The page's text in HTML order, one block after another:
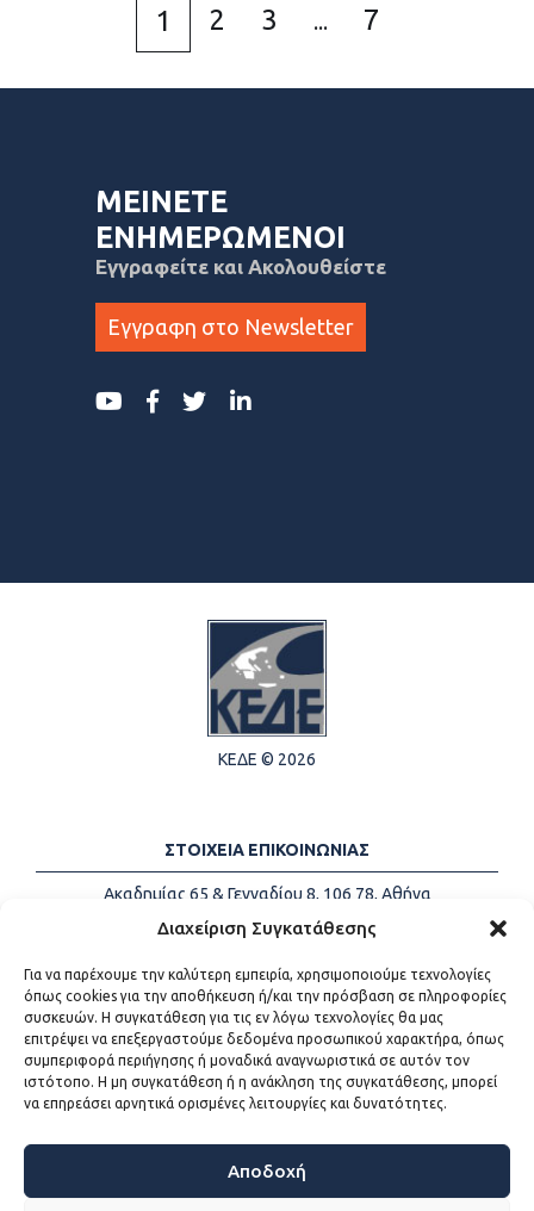
Διαχείριση Συγκατάθεσης
Για να παρέχουμε την καλύτερη εμπειρία, χρησιμοποιούμε τεχνολογίες
όπως cookies για την αποθήκευση ή/και την πρόσβαση σε πληροφορίες
συσκευών. Η συγκατάθεση για τις εν λόγω τεχνολογίες θα μας
επιτρέψει να επεξεργαστούμε δεδομένα προσωπικού χαρακτήρα, όπως
συμπεριφορά περιήγησης ή μοναδικά αναγνωριστικά σε αυτόν τον
ιστότοπο. Η μη συγκατάθεση ή η ανάκληση της συγκατάθεσης, μπορεί
να επηρεάσει αρνητικά ορισμένες λειτουργίες και δυνατότητες.
Αποδοχή
1 2 3 ... 7
ΜΕΙΝΕΤΕ
ΕΝΗΜΕΡΩΜΕΝΟΙ
Εγγραφείτε και Ακολουθείστε
Εγγραφη στο Newsletter
ΚΕΔΕ © 2026
ΣΤΟΙΧΕΙΑ ΕΠΙΚΟΙΝΩΝΙΑΣ
Ακαδημίας 65 & Γενναδίου 8, 106 78, Αθήνα
Τηλέφωνα:
+30 213-2147500
Email:
info@kede.gr
ΧΡΗΣΙΜΟΙ ΣΥΝΔΕΣΜΟΙ
Η ΚΕΔΕ
Sitemap
Προσβασιμότητα
Όροι χρήσης